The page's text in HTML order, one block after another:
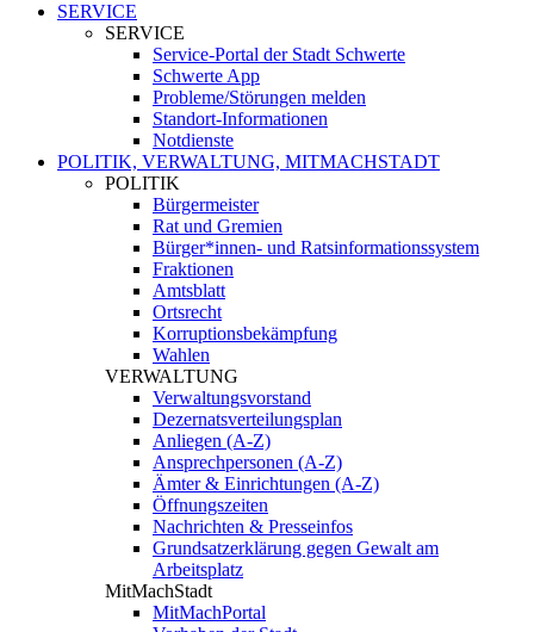
SERVICE
SERVICE
Service-Portal der Stadt Schwerte
Schwerte App
Probleme/Störungen melden
Standort-Informationen
Notdienste
POLITIK, VERWALTUNG, MITMACHSTADT
POLITIK
Bürgermeister
Rat und Gremien
Bürger*innen- und Ratsinformationssystem
Fraktionen
Amtsblatt
Ortsrecht
Korruptionsbekämpfung
Wahlen
VERWALTUNG
Verwaltungsvorstand
Dezernatsverteilungsplan
Anliegen (A-Z)
Ansprechpersonen (A-Z)
Ämter & Einrichtungen (A-Z)
Öffnungszeiten
Nachrichten & Presseinfos
Grundsatzerklärung gegen Gewalt am
Arbeitsplatz
MitMachStadt
MitMachPortal